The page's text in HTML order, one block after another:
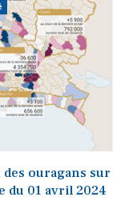
ouragans sur
du 01 avril 2024